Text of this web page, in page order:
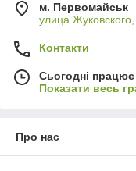
м. Первомайськ
улица
Контакти
Сьогодні
Показати весь
Про нас